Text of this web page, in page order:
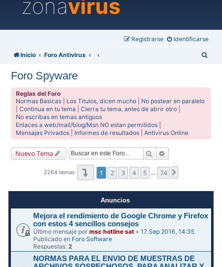
zonavirus
Identificarse
Registrarse
Inicio Foro Antivirus
Foro Spyware
Reglas del Foro
Normas Basicas
Los Titulos, dicen mucho
No postear en paralelo
|Continua en tu tema |Cierra tu tema, antes de abrir otro
No escribas en temas antiguos
Enlaces a web/mail/blog/Msn NO estan permitidos
Mensajes Privados
Informes de resultados |Antivirus Online
Nuevo Tema Buscar
2264 temas Página1de74
1 2 3 4 5 … 74
Anuncios
Mejora el rendimiento de Google Chrome y Firefox
con estos 4 sencillos consejos
Último mensaje pormsc hotline sat «17 Sep 2016, 14:35
Publicado en Foro Software
Respuestas:2
NORMAS PARA EL ENVIO DE MUESTRAS DE